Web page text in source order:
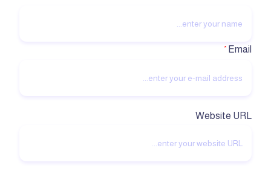
Email
*
Website URL